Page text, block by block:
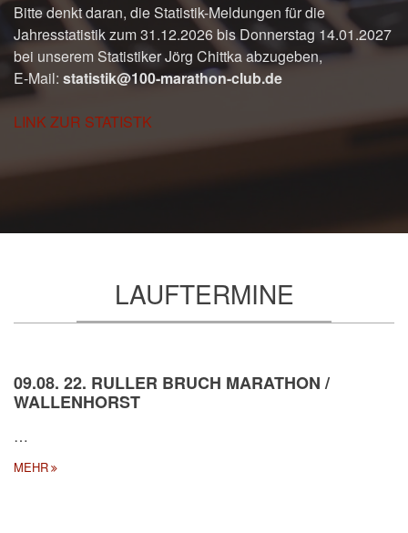
Bitte denkt daran, die Statistik-Meldungen für die
Jahresstatistik zum 31.12.2026 bis Donnerstag 14.01.2027
bei unserem Statistiker Jörg Chittka abzugeben,
E-Mail: statistik@100-marathon-club.de
LINK ZUR STATISTK
LAUFTERMINE
09.08. 22. RULLER BRUCH MARATHON /
WALLENHORST
…
MEHR